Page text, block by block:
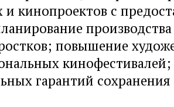
и кинопроектов с
повышение
кинофестивалей;
гарантий